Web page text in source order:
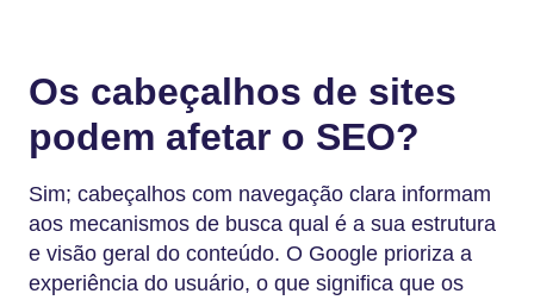
Os cabeçalhos de sites
podem afetar o SEO?
Sim; cabeçalhos com navegação clara informam
aos mecanismos de busca qual é a sua estrutura
e visão geral do conteúdo. O Google prioriza a
experiência do usuário, o que significa que os